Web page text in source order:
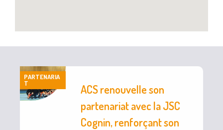
PARTENARIA
T
ACS renouvelle son
partenariat avec la JSC
Cognin, renforçant son